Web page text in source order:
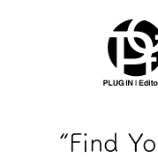
“Find